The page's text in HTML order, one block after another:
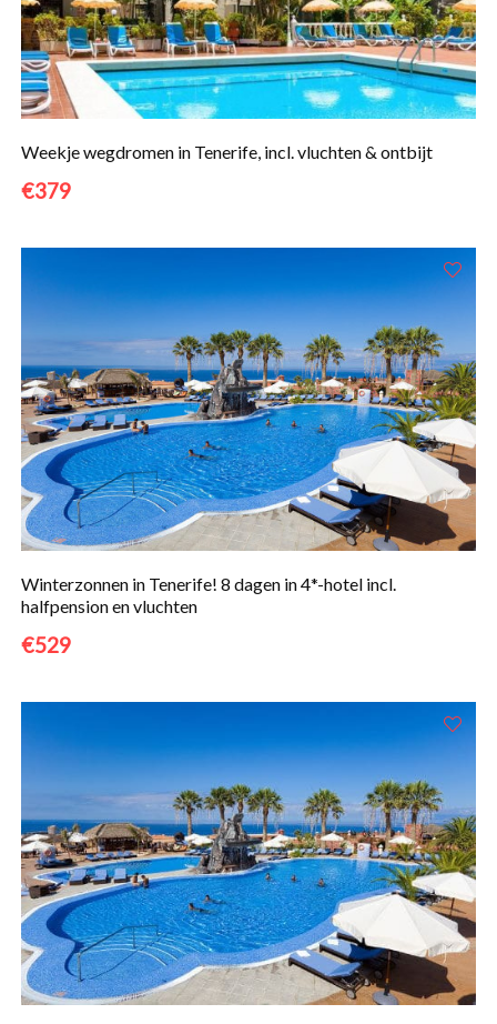
Weekje wegdromen in Tenerife, incl. vluchten & ontbijt
€379
Winterzonnen in Tenerife! 8 dagen in 4*-hotel incl.
halfpension en vluchten
€529